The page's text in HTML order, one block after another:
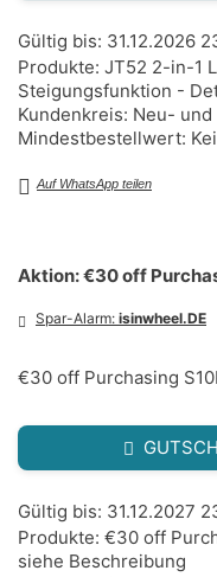
Gültig bis: 31.12.2026
Produkte: JT52 2-in-1
Steigungsfunktion -
Kundenkreis: Neu-
Mindestbestellwert:
Auf WhatsApp teilen
Aktion: €30 off
Spar-Alarm: isinwheel.DE
€30 off Purchasing
Gültig bis: 31.12.2027
Produkte: €30 off
siehe Beschreibung